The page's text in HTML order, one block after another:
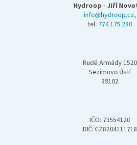
Hydroop - Jiří
info@hydroop.cz,
tel: 774 175 280
Rudé Armády 1520
Sezimovo Ústí
39102
IČO: 73554120
DIČ: CZ8204111718